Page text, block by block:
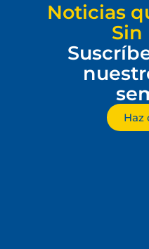
Noticias
Sin
Haz